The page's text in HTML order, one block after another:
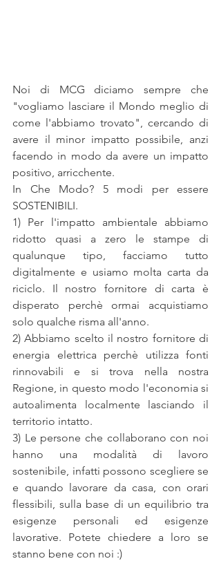
Noi di MCG diciamo sempre che
"vogliamo lasciare il Mondo meglio di
come l'abbiamo trovato", cercando di
avere il minor impatto possibile, anzi
facendo in modo da avere un impatto
positivo, arricchente.
In Che Modo? 5 modi per essere
SOSTENIBILI.
1) Per l'impatto ambientale abbiamo
ridotto quasi a zero le stampe di
qualunque tipo, facciamo tutto
digitalmente e usiamo molta carta da
riciclo. Il nostro fornitore di carta è
disperato perchè ormai acquistiamo
solo qualche risma all'anno.
2) Abbiamo scelto il nostro fornitore di
energia elettrica perchè utilizza fonti
rinnovabili e si trova nella nostra
Regione, in questo modo l'economia si
autoalimenta localmente lasciando il
territorio intatto.
3) Le persone che collaborano con noi
hanno una modalità di lavoro
sostenibile, infatti possono scegliere se
e quando lavorare da casa, con orari
flessibili, sulla base di un equilibrio tra
esigenze personali ed esigenze
lavorative. Potete chiedere a loro se
stanno bene con noi :)